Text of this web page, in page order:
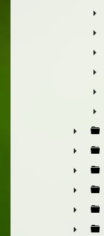
►
►
►
►
►
►
►
►
►
►
►
►